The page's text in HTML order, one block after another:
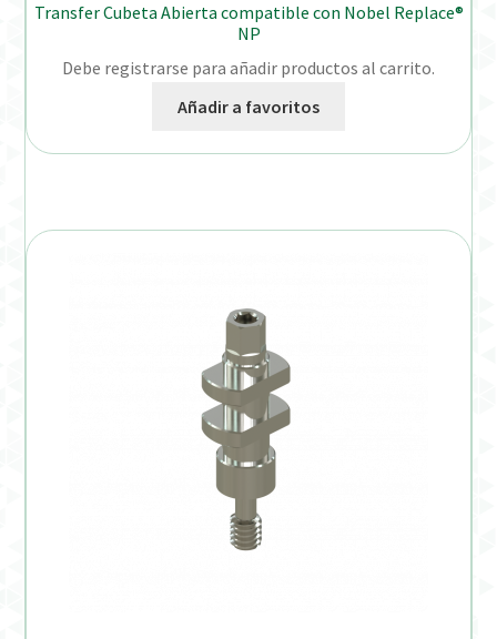
Transfer Cubeta Abierta compatible con Nobel Replace®
NP
Debe registrarse para añadir productos al carrito.
Añadir a favoritos